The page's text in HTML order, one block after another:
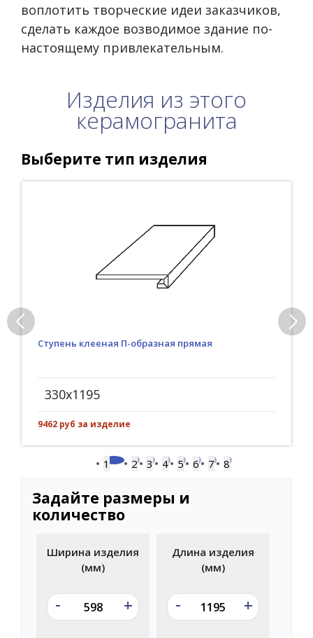
воплотить творческие идеи заказчиков,
сделать каждое возводимое здание по-
настоящему привлекательным.
Изделия из этого
керамогранита
Выберите тип изделия
Ступень клееная П-образная прямая
330x1195
9462 руб за изделие
1 2 3 4 5 6 7 8
Задайте размеры и
количество
Ширина изделия
(мм)
- +
Длина изделия
(мм)
- +